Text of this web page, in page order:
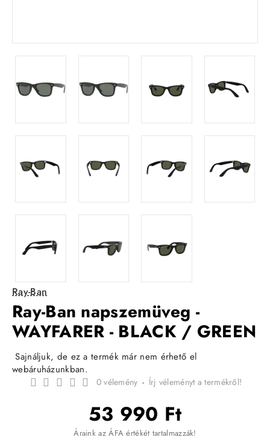
Ray-Ban
Ray-Ban napszemüveg -
WAYFARER - BLACK / GREEN
Sajnáljuk, de ez a termék már nem érhető el
webáruházunkban.
0 vélemény - Írj véleményt a termékről!
53 990 Ft
Áraink az ÁFA értékét tartalmazzák!